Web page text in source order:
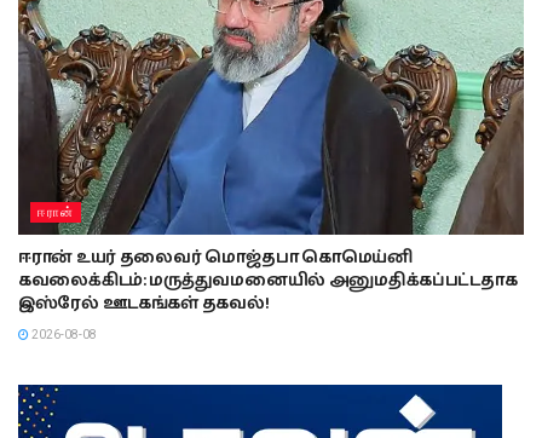
ஈரான்
ஈரான் உயர் தலைவர் மொஜ்தபா கொமெய்னி
கவலைக்கிடம்: மருத்துவமனையில் அனுமதிக்கப்பட்டதாக
இஸ்ரேல் ஊடகங்கள் தகவல்!
2026-08-08